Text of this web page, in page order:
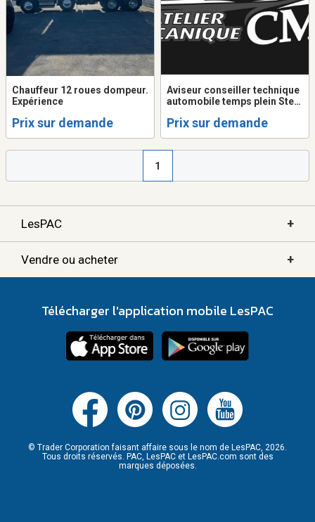
Chauffeur 12 roues dompeur.
Expérience
Prix sur demande
Aviseur conseiller technique
automobile temps plein Ste-
Prix sur demande
1
LesPAC +
Vendre ou acheter +
Télécharger l'application mobile LesPAC
© Trader Corporation faisant affaire sous le nom de LesPAC, 2026.
Tous droits réservés. PAC, LesPAC et LesPAC.com sont des
marques déposées.